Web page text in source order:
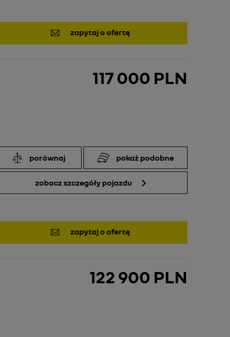
zapytaj o ofertę
117 000 PLN
porównaj pokaż podobne
zobacz szczegóły pojazdu
zapytaj o ofertę
122 900 PLN